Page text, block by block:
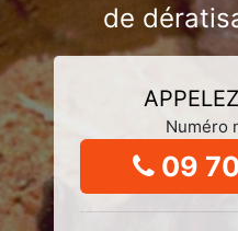
de
Numéro
09